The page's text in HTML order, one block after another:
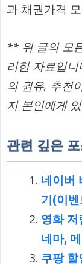
과 채권가격
** 위 글의 모
리한 자료입니
의 권유, 추천
지 본인에게
관련 깊은
네이버
기(이
영화 저
네마,
쿠팡